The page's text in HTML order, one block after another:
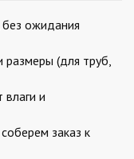
ожидания
размеры (для труб,
и
заказ к